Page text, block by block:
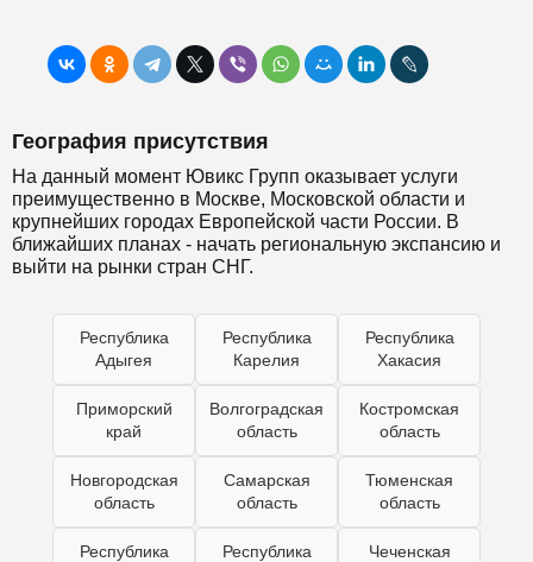
География присутствия
На данный момент Ювикс Групп оказывает услуги
преимущественно в Москве, Московской области и
крупнейших городах Европейской части России. В
ближайших планах - начать региональную экспансию и
выйти на рынки стран СНГ.
Республика
Адыгея
Республика
Карелия
Республика
Хакасия
Приморский
край
Волгоградская
область
Костромская
область
Новгородская
область
Самарская
область
Тюменская
область
Республика
Республика
Чеченская